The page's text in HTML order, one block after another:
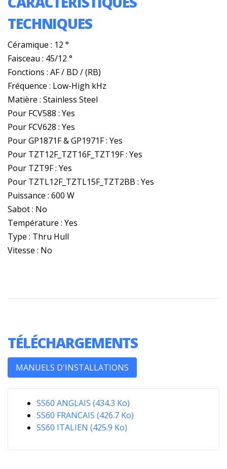
TECHNIQUES
Céramique : 12 °
Faisceau : 45/12 °
Fonctions : AF / BD / (RB)
Fréquence : Low-High kHz
Matière : Stainless Steel
Pour FCV588 : Yes
Pour FCV628 : Yes
Pour GP1871F & GP1971F : Yes
Pour TZT12F_TZT16F_TZT19F : Yes
Pour TZT9F : Yes
Pour TZTL12F_TZTL15F_TZT2BB : Yes
Puissance : 600 W
Sabot : No
Température : Yes
Type : Thru Hull
Vitesse : No
TÉLÉCHARGEMENTS
MANUELS D'INSTALLATIONS
SS60 ANGLAIS (434.3 Ko)
SS60 FRANCAIS (426.7 Ko)
SS60 ITALIEN (425.9 Ko)